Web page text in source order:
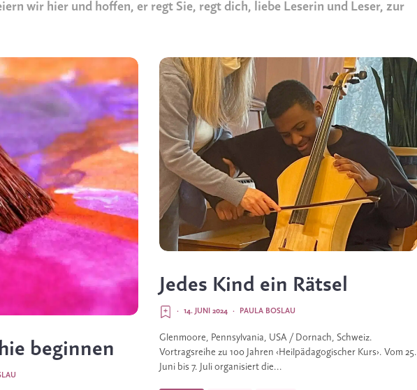
wir hier und hoffen, er regt Sie, regt dich, liebe Leserin und Leser, zur
beginnen
Jedes Kind ein Rätsel
PAULA BOSLAU
·
14. JUNI 2024
·
Glenmoore, Pennsylvania, USA / Dornach, Schweiz.
Vortragsreihe zu 100 Jahren ‹Heilpädagogischer Kurs›. Vom 25.
Juni bis 7. Juli organisiert die...